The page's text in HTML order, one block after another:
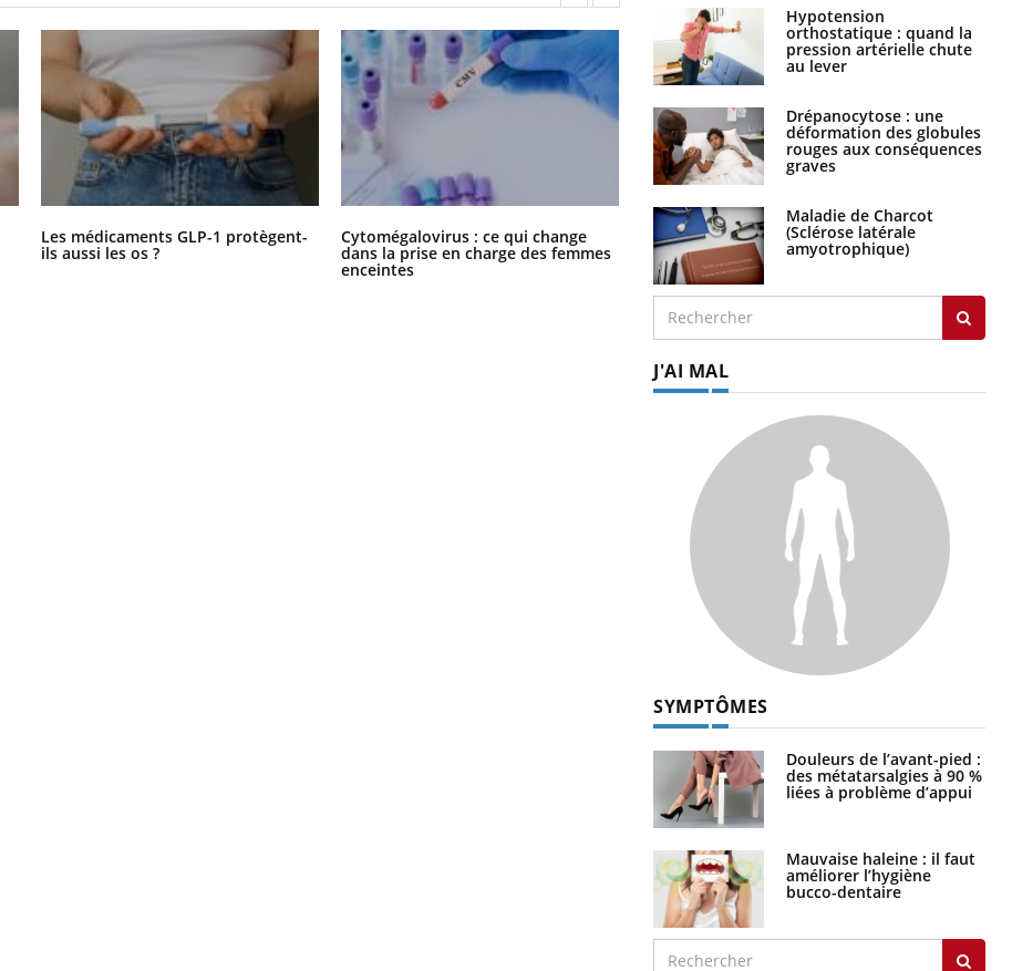
Les médicaments GLP-1 protègent-
ils aussi les os ?
Cytomégalovirus : ce qui change
dans la prise en charge des femmes
enceintes
La sieste empêche-t-elle de dormir
la nuit ?
Hypotension
orthostatique : quand la
pression artérielle chute
au lever
Drépanocytose : une
déformation des globules
rouges aux conséquences
graves
Maladie de Charcot
(Sclérose latérale
amyotrophique)
J'AI MAL
SYMPTÔMES
Douleurs de l’avant-pied :
des métatarsalgies à 90 %
liées à problème d’appui
Mauvaise haleine : il faut
améliorer l’hygiène
bucco-dentaire